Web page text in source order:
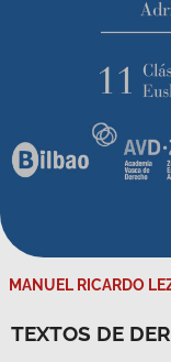
TEXTOS DE